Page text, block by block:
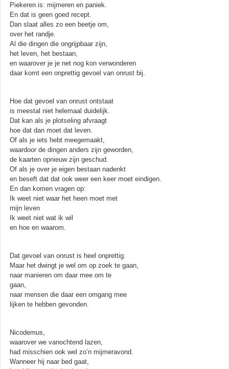
Piekeren is: mijmeren en paniek.
En dat is geen goed recept.
Dan slaat alles zo een beetje om,
over het randje.
Al die dingen die ongrijpbaar zijn,
het leven, het bestaan,
en waarover je je net nog kon verwonderen
daar komt een onprettig gevoel van onrust bij.
Hoe dat gevoel van onrust ontstaat
is meestal niet helemaal duidelijk.
Dat kan als je plotseling afvraagt
hoe dat dan moet dat leven.
Of als je iets hebt meegemaakt,
waardoor de dingen anders zijn geworden,
de kaarten opnieuw zijn geschud.
Of als je over je eigen bestaan nadenkt
en beseft dat dat ook weer een keer moet eindigen.
En dan komen vragen op:
Ik weet niet waar het heen moet met
mijn leven
Ik weet niet wat ik wil
en hoe en waarom.
Dat gevoel van onrust is heel onprettig.
Maar het dwingt je wel om op zoek te gaan,
naar manieren om daar mee om te
gaan,
naar mensen die daar een omgang mee
lijken te hebben gevonden.
Nicodemus,
waarover we vanochtend lazen,
had misschien ook wel zo’n mijmeravond.
Wanneer hij naar bed gaat,